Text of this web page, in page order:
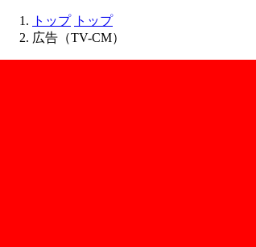
トップ トップ
広告（TV-CM）